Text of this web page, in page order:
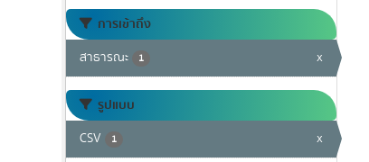
การเข้าถึง
สาธารณะ 1 x
รูปแบบ
CSV 1 x